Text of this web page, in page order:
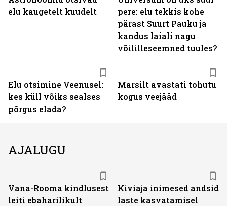
elu kaugetelt kuudelt
pere: elu tekkis kohe
pärast Suurt Pauku ja
kandus laiali nagu
võililleseemned tuules?
Elu otsimine Veenusel:
kes küll võiks sealses
põrgus elada?
Marsilt avastati tohutu
kogus veejääd
AJALUGU
Vana-Rooma kindlusest
leiti ebaharilikult
Kiviaja inimesed andsid
laste kasvatamisel